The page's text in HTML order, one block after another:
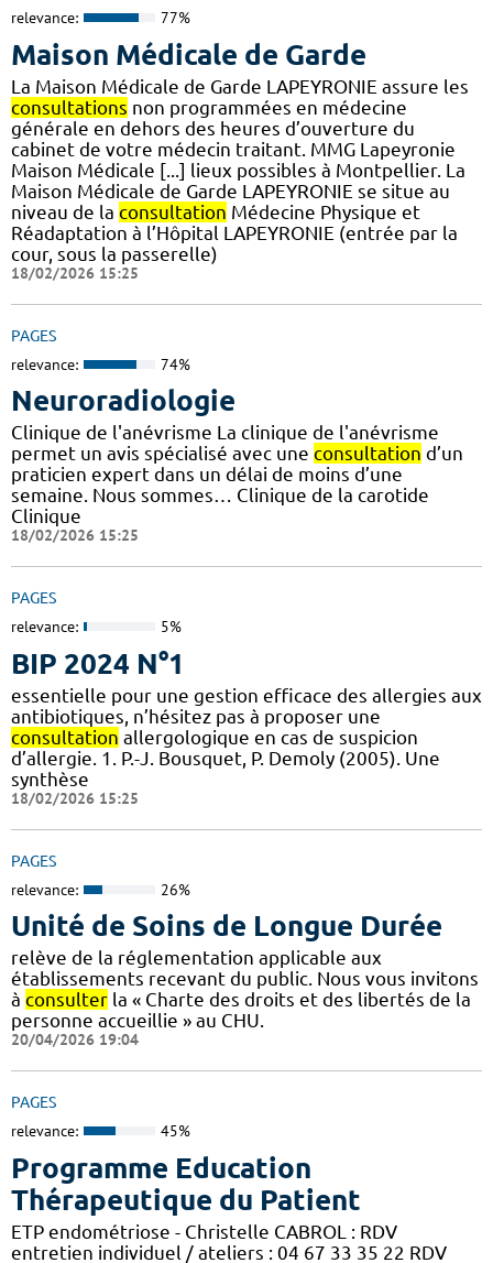
relevance: 77%
Maison Médicale de Garde
La Maison Médicale de Garde LAPEYRONIE assure les
consultations non programmées en médecine
générale en dehors des heures d’ouverture du
cabinet de votre médecin traitant. MMG Lapeyronie
Maison Médicale [...] lieux possibles à Montpellier. La
Maison Médicale de Garde LAPEYRONIE se situe au
niveau de la consultation Médecine Physique et
Réadaptation à l’Hôpital LAPEYRONIE (entrée par la
cour, sous la passerelle)
18/02/2026 15:25
PAGES
relevance: 74%
Neuroradiologie
Clinique de l'anévrisme La clinique de l'anévrisme
permet un avis spécialisé avec une consultation d’un
praticien expert dans un délai de moins d’une
semaine. Nous sommes… Clinique de la carotide
Clinique
18/02/2026 15:25
PAGES
relevance: 5%
BIP 2024 N°1
essentielle pour une gestion efficace des allergies aux
antibiotiques, n’hésitez pas à proposer une
consultation allergologique en cas de suspicion
d’allergie. 1. P.-J. Bousquet, P. Demoly (2005). Une
synthèse
18/02/2026 15:25
PAGES
relevance: 26%
Unité de Soins de Longue Durée
relève de la réglementation applicable aux
établissements recevant du public. Nous vous invitons
à consulter la « Charte des droits et des libertés de la
personne accueillie » au CHU.
20/04/2026 19:04
PAGES
relevance: 45%
Programme Education
Thérapeutique du Patient
ETP endométriose - Christelle CABROL : RDV
entretien individuel / ateliers : 04 67 33 35 22 RDV